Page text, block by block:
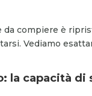
da compiere è
Vediamo
la capacità di